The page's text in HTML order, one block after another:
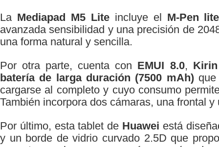
La Mediapad M5 Liteincluye el M-Pen
avanzada sensibilidad y una precisión de
una forma natural y sencilla.
Por otra parte, cuenta con EMUI 8.0,
batería de larga duración (7500 mAh)que
cargarse al completo y cuyo consumo
También incorpora dos cámaras, una frontal
Por último, esta tablet de Huawei está
y un borde de vidrio curvado 2.5D que